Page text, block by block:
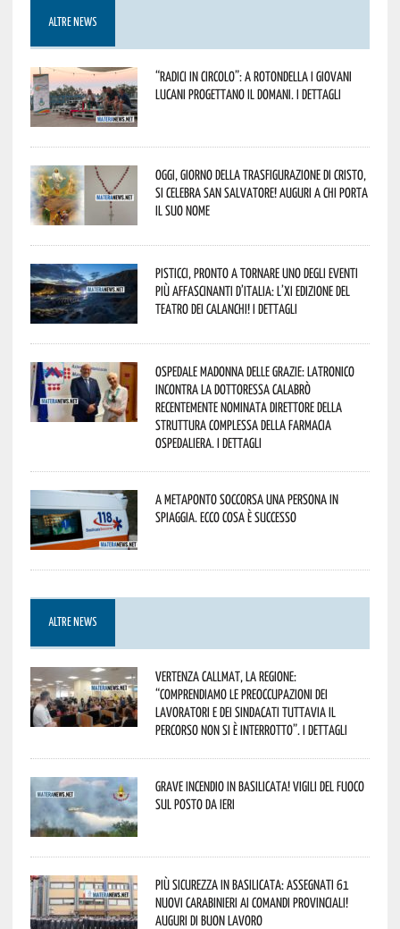
ALTRE NEWS
“Radici in Circolo”: a Rotondella i giovani
lucani progettano il domani. I dettagli
Oggi, giorno della Trasfigurazione di Cristo,
si celebra San Salvatore! Auguri a chi porta
il suo nome
Pisticci, pronto a tornare uno degli eventi
più affascinanti d’Italia: l’XI edizione del
Teatro dei Calanchi! I dettagli
Ospedale Madonna delle Grazie: Latronico
incontra la dottoressa Calabrò
recentemente nominata Direttore della
Struttura Complessa della Farmacia
Ospedaliera. I dettagli
A Metaponto soccorsa una persona in
spiaggia. Ecco cosa è successo
ALTRE NEWS
Vertenza CallMat, la Regione:
“comprendiamo le preoccupazioni dei
lavoratori e dei sindacati tuttavia il
percorso non si è interrotto”. I dettagli
Grave incendio in Basilicata! Vigili del fuoco
sul posto da ieri
Più sicurezza in Basilicata: assegnati 61
nuovi Carabinieri ai Comandi provinciali!
Auguri di buon lavoro